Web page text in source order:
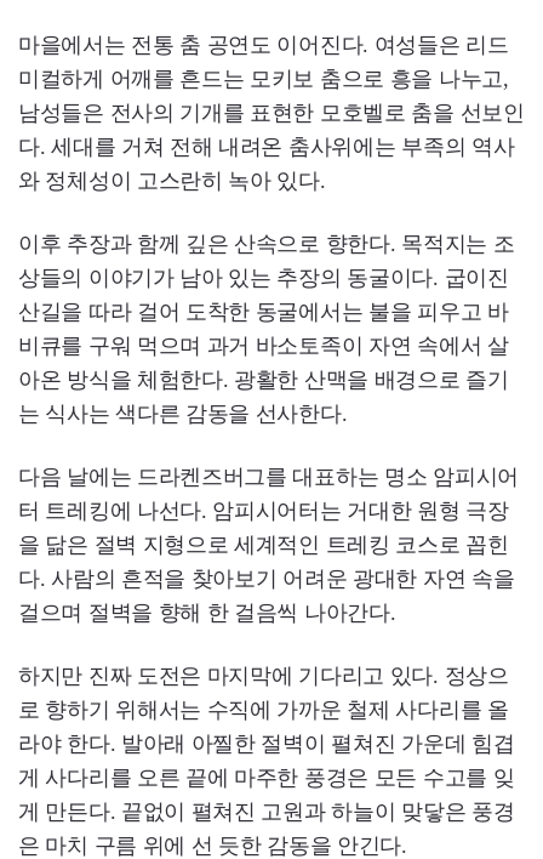
마을에서는 전통 춤 공연도 이어진다. 여성들은 리드
미컬하게 어깨를 흔드는 모키보 춤으로 흥을 나누고,
남성들은 전사의 기개를 표현한 모호벨로 춤을 선보인
다. 세대를 거쳐 전해 내려온 춤사위에는 부족의 역사
와 정체성이 고스란히 녹아 있다.
이후 추장과 함께 깊은 산속으로 향한다. 목적지는 조
상들의 이야기가 남아 있는 추장의 동굴이다. 굽이진
산길을 따라 걸어 도착한 동굴에서는 불을 피우고 바
비큐를 구워 먹으며 과거 바소토족이 자연 속에서 살
아온 방식을 체험한다. 광활한 산맥을 배경으로 즐기
는 식사는 색다른 감동을 선사한다.
다음 날에는 드라켄즈버그를 대표하는 명소 암피시어
터 트레킹에 나선다. 암피시어터는 거대한 원형 극장
을 닮은 절벽 지형으로 세계적인 트레킹 코스로 꼽힌
다. 사람의 흔적을 찾아보기 어려운 광대한 자연 속을
걸으며 절벽을 향해 한 걸음씩 나아간다.
하지만 진짜 도전은 마지막에 기다리고 있다. 정상으
로 향하기 위해서는 수직에 가까운 철제 사다리를 올
라야 한다. 발아래 아찔한 절벽이 펼쳐진 가운데 힘겹
게 사다리를 오른 끝에 마주한 풍경은 모든 수고를 잊
게 만든다. 끝없이 펼쳐진 고원과 하늘이 맞닿은 풍경
은 마치 구름 위에 선 듯한 감동을 안긴다.